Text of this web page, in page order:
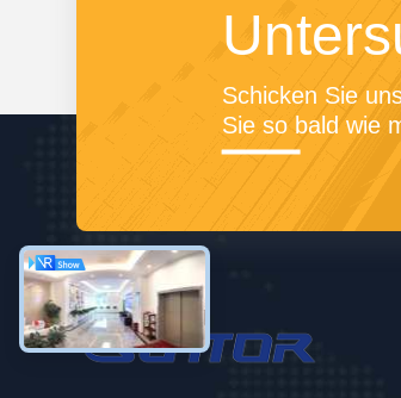
Schicken Sie
Sie so bald wie